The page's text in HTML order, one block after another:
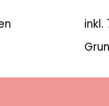
inkl.